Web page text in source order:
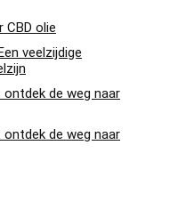
olie
veelzijdige
ontdek de weg naar
ontdek de weg naar